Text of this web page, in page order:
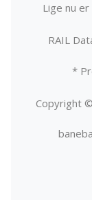
Lige nu
RAIL
*
Copyright